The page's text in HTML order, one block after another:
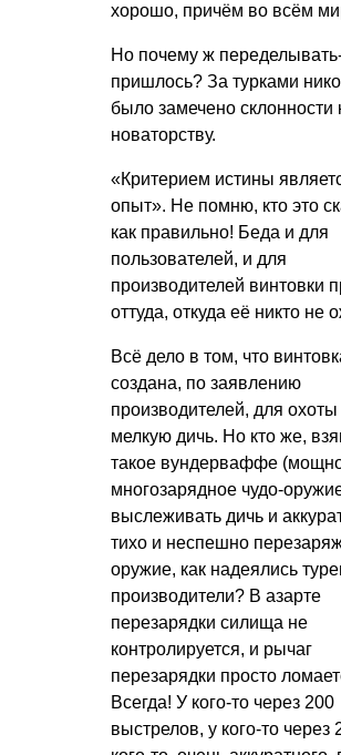
хорошо, причём во всём
Но почему ж
пришлось? За турками
было замечено склонности
новаторству.
«Критерием истины
опыт». Не помню, кто это
как правильно! Беда и для
пользователей, и для
производителей винтовки
оттуда, откуда её никто не
Всё дело в том, что
создана, по заявлению
производителей, для охоты
мелкую дичь. Но кто же,
такое вундерваффе
многозарядное чудо-
выслеживать дичь и
тихо и неспешно
оружие, как надеялись
производители? В азарте
перезарядки силища не
контролируется, и рычаг
перезарядки просто
Всегда! У кого-то через 200
выстрелов, у кого-то через